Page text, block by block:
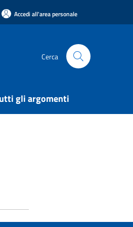
Accedi all'area personale
Cerca
gli argomenti